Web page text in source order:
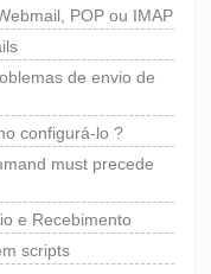
POP ou IMAP
de envio de
configurá-lo ?
must precede
e Recebimento
scripts